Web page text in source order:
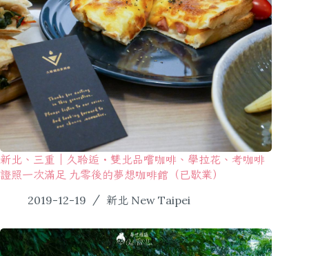
新北、三重｜久聆逅・雙北品嚐咖啡、學拉花、考咖啡
證照一次滿足 九零後的夢想咖啡館（已歇業）
2019-12-19
新北 New Taipei